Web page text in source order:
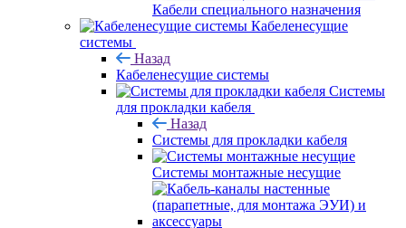
Кабели специального назначения
Кабеленесущие
системы
Назад
Кабеленесущие системы
Системы
для прокладки кабеля
Назад
Системы для прокладки кабеля
Системы монтажные несущие